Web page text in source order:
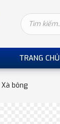
TRANG CHỦ
Xà bông